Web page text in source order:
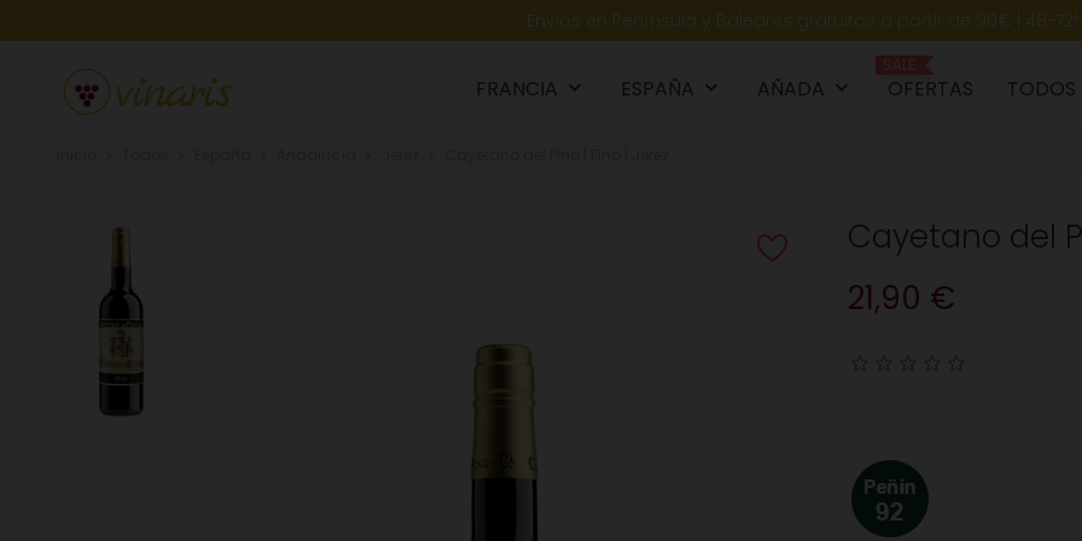
Envios en Península y Baleares gratuitos a partir de 90€ | 48-72h
FRANCIA keyboard_arrow_down ESPAÑA keyboard_arrow_down AÑADA keyboard_arrow_down OFERTAS TODOS
Cayetano del
21,90 €